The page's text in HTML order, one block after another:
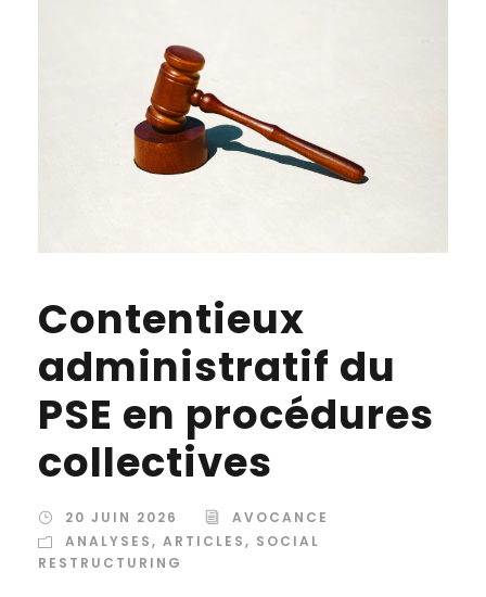
Contentieux
administratif du
PSE en procédures
collectives
20 JUIN 2026
AVOCANCE
ANALYSES, ARTICLES, SOCIAL
RESTRUCTURING